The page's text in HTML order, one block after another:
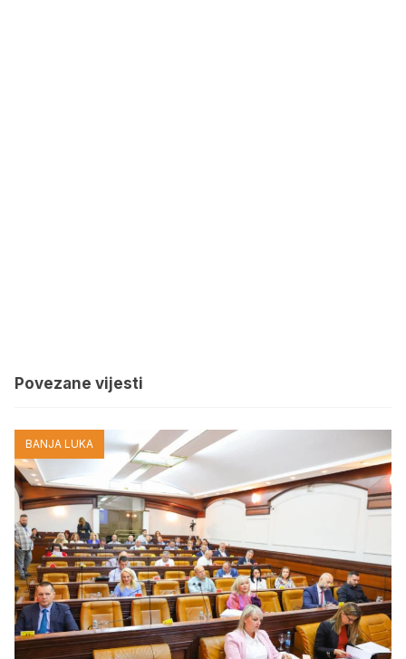
Povezane vijesti
BANJA LUKA